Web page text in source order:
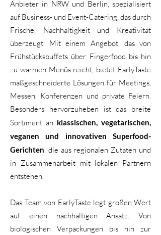
Anbieter in NRW und Berlin, spezialisiert
auf Business- und Event-Catering, das durch
Frische, Nachhaltigkeit und Kreativität
überzeugt. Mit einem Angebot, das von
Frühstücksbuffets über Fingerfood bis hin
zu warmen Menüs reicht, bietet EarlyTaste
maßgeschneiderte Lösungen für Meetings,
Messen, Konferenzen und private Feiern.
Besonders hervorzuheben ist das breite
Sortiment an klassischen, vegetarischen,
veganen und innovativen Superfood-
Gerichten, die aus regionalen Zutaten und
in Zusammenarbeit mit lokalen Partnern
entstehen.
Das Team von EarlyTaste legt großen Wert
auf einen nachhaltigen Ansatz. Von
biologischen Verpackungen bis hin zur